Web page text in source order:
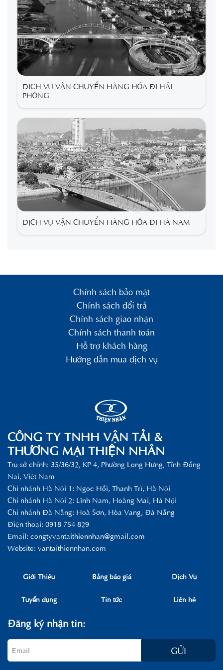
DỊCH VỤ VẬN CHUYỂN HÀNG HÓA ĐI HẢI
PHÒNG
DỊCH VỤ VẬN CHUYỂN HÀNG HÓA ĐI HÀ NAM
Chính sách bảo mật
Chính sách đổi trả
Chính sách giao nhận
Chính sách thanh toán
Hỗ trợ khách hàng
Hướng dẫn mua dịch vụ
CÔNG TY TNHH VẬN TẢI &
THƯƠNG MẠI THIỆN NHÂN
Trụ sở chính: 35/36/32, KP 4, Phường Long Hưng, Tỉnh Đồng
Nai, Việt Nam
Chi nhánh Hà Nội 1: Ngọc Hồi, Thanh Trì, Hà Nội
Chi nhánh Hà Nội 2: Lĩnh Nam, Hoàng Mai, Hà Nội
Chi nhánh Đà Nẵng: Hoà Sơn, Hòa Vang, Đà Nẵng
Điện thoại: 0918 754 829
Email: congtyvantaithiennhan@gmail.com
Website: vantaithiennhan.com
Giới Thiệu Bảng báo giá Dịch Vụ
Tuyển dụng Tin tức Liên hệ
Đăng ký nhận tin:
GỬI